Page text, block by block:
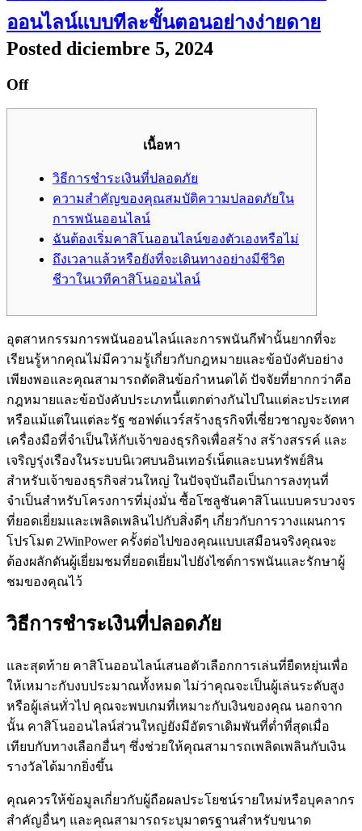
ออนไลน์แบบทีละขั้นตอนอย่างง่ายดาย
Posted diciembre 5, 2024
Off
เนื้อหา
วิธีการชำระเงินที่ปลอดภัย
ความสำคัญของคุณสมบัติความปลอดภัยใน
การพนันออนไลน์
ฉันต้องเริ่มคาสิโนออนไลน์ของตัวเองหรือไม่
ถึงเวลาแล้วหรือยังที่จะเดินทางอย่างมีชีวิต
ชีวาในเวทีคาสิโนออนไลน์
อุตสาหกรรมการพนันออนไลน์และการพนันกีฬานั้นยากที่จะ
เรียนรู้หากคุณไม่มีความรู้เกี่ยวกับกฎหมายและข้อบังคับอย่าง
เพียงพอและคุณสามารถตัดสินข้อกำหนดได้ ปัจจัยที่ยากกว่าคือ
กฎหมายและข้อบังคับประเภทนี้แตกต่างกันไปในแต่ละประเทศ
หรือแม้แต่ในแต่ละรัฐ ซอฟต์แวร์สร้างธุรกิจที่เชี่ยวชาญจะจัดหา
เครื่องมือที่จำเป็นให้กับเจ้าของธุรกิจเพื่อสร้าง สร้างสรรค์ และ
เจริญรุ่งเรืองในระบบนิเวศบนอินเทอร์เน็ตและบนทรัพย์สิน
สำหรับเจ้าของธุรกิจส่วนใหญ่ ในปัจจุบันถือเป็นการลงทุนที่
จำเป็นสำหรับโครงการที่มุ่งมั่น ซื้อโซลูชันคาสิโนแบบครบวงจร
ที่ยอดเยี่ยมและเพลิดเพลินไปกับสิ่งดีๆ เกี่ยวกับการวางแผนการ
โปรโมต 2WinPower ครั้งต่อไปของคุณแบบเสมือนจริงคุณจะ
ต้องผลักดันผู้เยี่ยมชมที่ยอดเยี่ยมไปยังไซต์การพนันและรักษาผู้
ชมของคุณไว้
วิธีการชำระเงินที่ปลอดภัย
และสุดท้าย คาสิโนออนไลน์เสนอตัวเลือกการเล่นที่ยืดหยุ่นเพื่อ
ให้เหมาะกับงบประมาณทั้งหมด ไม่ว่าคุณจะเป็นผู้เล่นระดับสูง
หรือผู้เล่นทั่วไป คุณจะพบเกมที่เหมาะกับเงินของคุณ นอกจาก
นั้น คาสิโนออนไลน์ส่วนใหญ่ยังมีอัตราเดิมพันที่ต่ำที่สุดเมื่อ
เทียบกับทางเลือกอื่นๆ ซึ่งช่วยให้คุณสามารถเพลิดเพลินกับเงิน
รางวัลได้มากยิ่งขึ้น
คุณควรให้ข้อมูลเกี่ยวกับผู้ถือผลประโยชน์รายใหม่หรือบุคลากร
สำคัญอื่นๆ และคุณสามารถระบุมาตรฐานสำหรับขนาด